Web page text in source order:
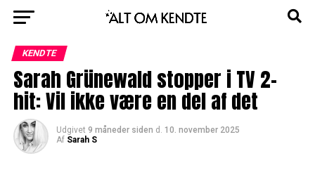
KENDTE
Sarah Grünewald stopper i TV 2-
hit: Vil ikke være en del af det
Udgivet 9 måneder siden d. 10. november 2025
Af Sarah S